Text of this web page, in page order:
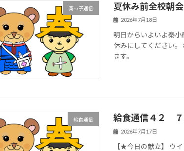
秦っ子通信 夏休み前全校朝会
2026年7月18日
明日からいよいよ秦
休みにしてください
ます。
給食通信 給食通信４２ ７
2026年7月17日
【★今日の献立】 ウ